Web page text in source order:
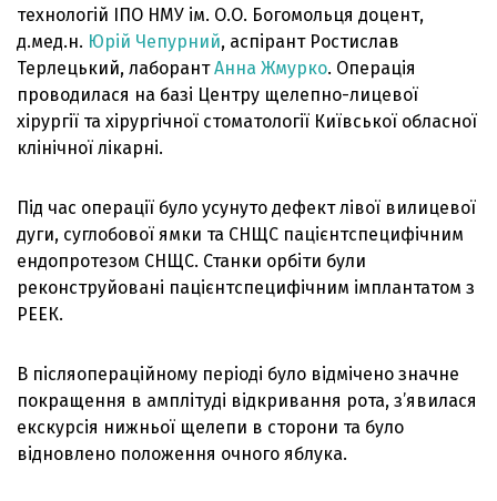
технологій ІПО НМУ ім. О.О. Богомольця доцент,
д.мед.н. Юрій Чепурний, аспірант Ростислав
Терлецький, лаборантАнна Жмурко. Операція
проводилася на базі Центру щелепно-лицевої
хірургії та хірургічної стоматології Київської обласної
клінічної лікарні.
Під час операції було усунуто дефект лівої вилицевої
дуги, суглобової ямки та СНЩС пацієнтспецифічним
ендопротезом СНЩС. Станки орбіти були
реконструйовані пацієнтспецифічним імплантатом з
РЕЕК.
В післяопераційному періоді було відмічено значне
покращення в амплітуді відкривання рота, з’явилася
екскурсія нижньої щелепи в сторони та було
відновлено положення очного яблука.